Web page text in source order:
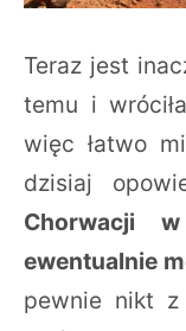
Teraz jest
temu i
więc łatwo
dzisiaj
Chorwacji
ewentualnie
pewnie nikt